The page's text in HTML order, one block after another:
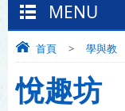
MENU
首頁 > 學與教
悅趣坊